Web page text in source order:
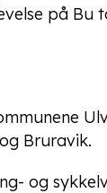
på Bu
Bruravik.
og